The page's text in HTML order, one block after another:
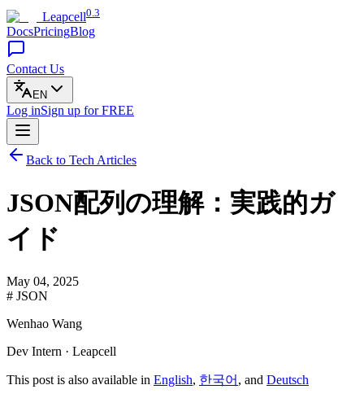
Leapcell0.3
DocsPricingBlog
Contact Us
EN
Log inSign up for FREE
Back to Tech Articles
JSON配列の理解：実践的ガ
イド
May 04, 2025
# JSON
Wenhao Wang
Dev Intern · Leapcell
This post is also available in English, 한국어 , and Deutsch